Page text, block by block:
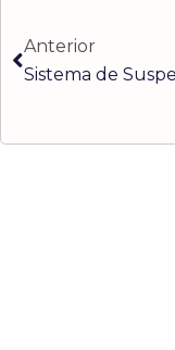
Anterior
Sistema de